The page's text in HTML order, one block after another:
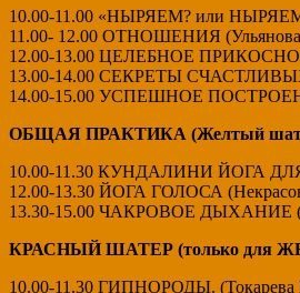
10.00-11.00 «НЫРЯЕМ? или
11.00- 12.00 ОТНОШЕНИЯ
12.00-13.00 ЦЕЛЕБНОЕ
13.00-14.00 СЕКРЕТЫ
14.00-15.00 УСПЕШНОЕ
ОБЩАЯ ПРАКТИКА (Желтый
10.00-11.30 КУНДАЛИНИ ЙОГА
12.00-13.30 ЙОГА ГОЛОСА
13.30-15.00 ЧАКРОВОЕ ДЫХАНИЕ
КРАСНЫЙ ШАТЕР (только для
10.00-11.30 ГИПНОРОДЫ. (Токарева